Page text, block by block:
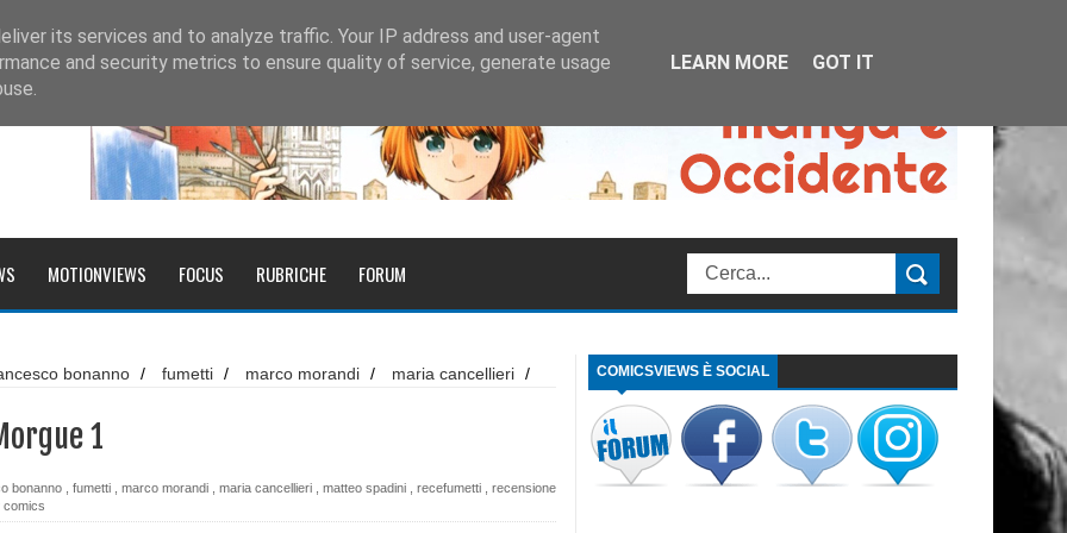
Bambole
MOTIONVIEWS FOCUS RUBRICHE FORUM
bonanno / fumetti / marco morandi / maria cancellieri /
1
bonanno , fumetti , marco morandi , maria cancellieri , matteo spadini , recefumetti , recensione
comics
COMICSVIEWS È SOCIAL
its services and to analyze traffic. Your IP address and user-agent
and security metrics to ensure quality of service, generate usage
LEARN MORE GOT IT